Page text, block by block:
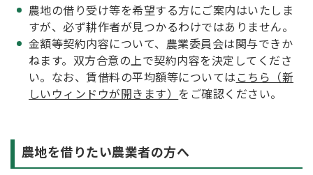
農地の借り受け等を希望する方にご案内はいたしま
すが、必ず耕作者が見つかるわけではありません。
金額等契約内容について、農業委員会は関与できか
ねます。双方合意の上で契約内容を決定してくださ
い。なお、賃借料の平均額等については こちら（新
しいウィンドウが開きます） をご確認ください。
農地を借りたい農業者の方へ